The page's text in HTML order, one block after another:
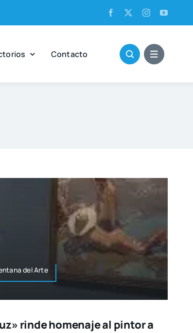
Con­tac­to
del Arte
rinde homenaje al pintor a